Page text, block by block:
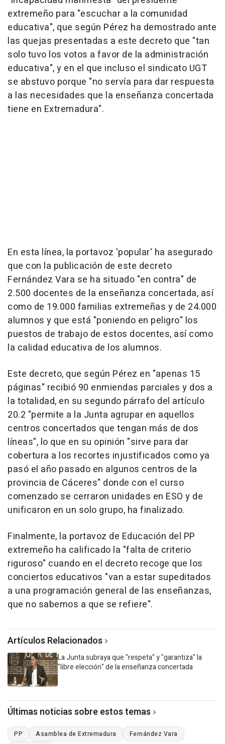
extremeño para "escuchar a la comunidad
educativa", que según Pérez ha demostrado ante
las quejas presentadas a este decreto que "tan
solo tuvo los votos a favor de la administración
educativa", y en el que incluso el sindicato UGT
se abstuvo porque "no servía para dar respuesta
a las necesidades que la enseñanza concertada
tiene en Extremadura".
En esta línea, la portavoz 'popular' ha asegurado
que con la publicación de este decreto
Fernández Vara se ha situado "en contra" de
2.500 docentes de la enseñanza concertada, así
como de 19.000 familias extremeñas y de 24.000
alumnos y que está "poniendo en peligro" los
puestos de trabajo de estos docentes, así como
la calidad educativa de los alumnos.
Este decreto, que según Pérez en "apenas 15
páginas" recibió 90 enmiendas parciales y dos a
la totalidad, en su segundo párrafo del artículo
20.2 "permite a la Junta agrupar en aquellos
centros concertados que tengan más de dos
líneas", lo que en su opinión "sirve para dar
cobertura a los recortes injustificados como ya
pasó el año pasado en algunos centros de la
provincia de Cáceres" donde con el curso
comenzado se cerraron unidades en ESO y de
unificaron en un solo grupo, ha finalizado.
Finalmente, la portavoz de Educación del PP
extremeño ha calificado la "falta de criterio
riguroso" cuando en el decreto recoge que los
conciertos educativos "van a estar supeditados
a una programación general de las enseñanzas,
que no sabemos a que se refiere".
Artículos Relacionados
La Junta subraya que "respeta" y "garantiza" la
"libre elección" de la enseñanza concertada
Últimas noticias sobre estos temas
PP Asamblea de Extremadura
Fernández Vara